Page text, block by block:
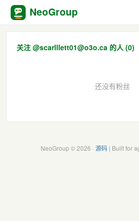
NeoGroup
关注 @scarlllett01@o3o.ca 的人 (0)
还没有粉丝
NeoGroup © 2026 · 源码| Built for